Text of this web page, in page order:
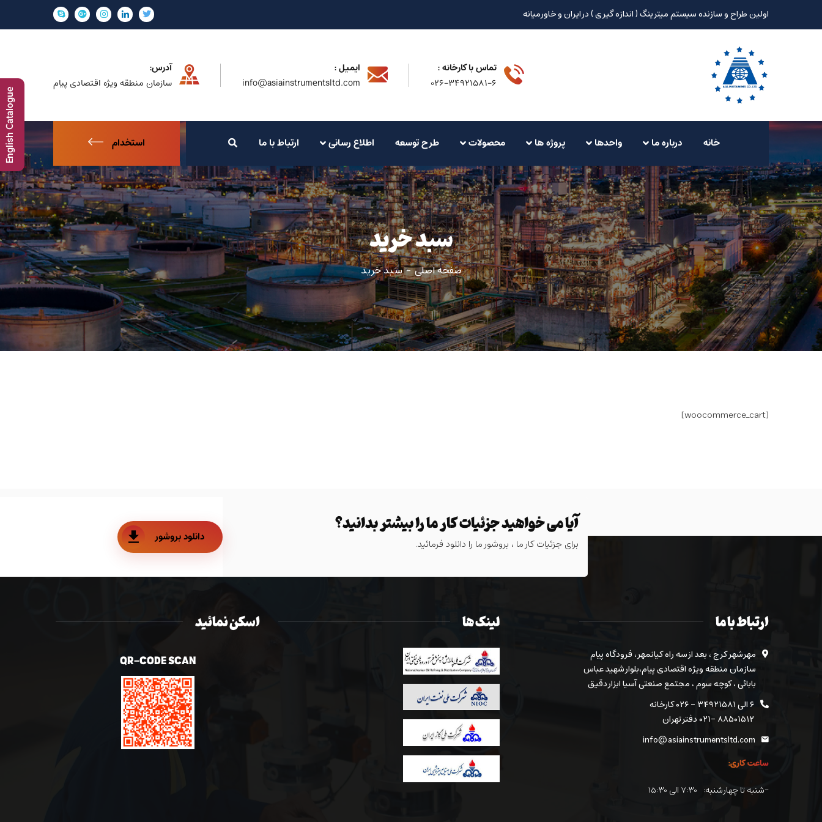
اولین طراح و سازنده سیستم میترینگ ( اندازه گیری ) در ایران و خاورمیانه
تماس با کارخانه :
۰۲۶-۳۴۹۲۱۵۸۱-۶
ایمیل :
info@asiainstrumentsltd.com
آدرس:
سازمان منطقه ویژه اقتصادی پیام
خانه درباره ما واحدها پروژه ها محصولات طرح توسعه اطلاع رسانی ارتباط با ما استخدام
سبد خرید
صفحه اصلی سبد خرید
[woocommerce_cart]
آیا می خواهید جزئیات کار ما را بیشتر بدانید؟
برای جزئیات کار ما ، بروشور ما را دانلود فرمائید. دانلود بروشور
ارتباط با ما
مهرشهر کرج ، بعد از سه راه کیانمهر ، فرودگاه پیام
سازمان منطقه ویژه اقتصادی پیام،بلوار شهید عباس
بابائی ، کوچه سوم ، مجتمع صنعتی آسیا ابزار دقیق
۶ الی ۳۴۹۲۱۵۸۱ - ۰۲۶ کارخانه
۸۸۵۰۱۵۱۲ -۰۲۱ دفتر تهران
info@asiainstrumentsltd.com
ساعت کاری:
-شنبه تا چهارشنبه: ۷:۳۰ الی ۱۵:۳۰
لینک ها اسکن نمائید
QR-CODE SCAN
English Catalogue